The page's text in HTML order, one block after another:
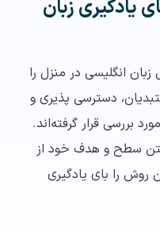
یادگیری زبان
انگلیسی در منزل را
دسترسی پذیری و
بررسی قرار گرفته‌اند.
سطح و هدف خود از
روش را بای یادگیری